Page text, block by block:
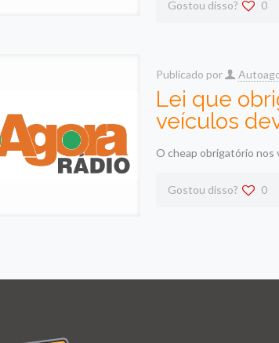
Gostou disso? 0
Publicado por
Lei que
veículos
O cheap obrigatório nos
Gostou disso? 0